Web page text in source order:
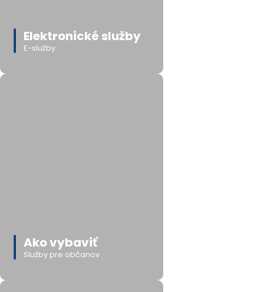
Elektronické služby
E-služby
Ako vybaviť
Služby pre občanov